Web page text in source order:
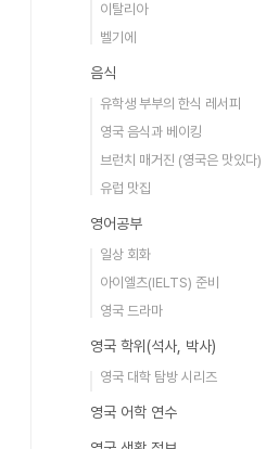
이탈리아
벨기에
음식
유학생 부부의 한식 레서피
영국 음식과 베이킹
브런치 매거진 (영국은 맛있다)
유럽 맛집
영어공부
일상 회화
아이엘츠(IELTS) 준비
영국 드라마
영국 학위(석사, 박사)
영국 대학 탐방 시리즈
영국 어학 연수